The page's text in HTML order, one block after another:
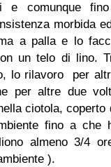
e comunque
morbida
a palla e lo
un telo di lino.
lo rilavoro per
per altre due
ciotola, coperto
fino a che
almeno 3/4
).